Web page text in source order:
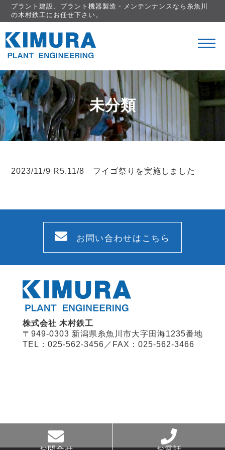
プラント建設、プラント機器製造・メンテンナンスなら糸魚川
の木村鉄工にお任せ下さい。
未分類
2023/11/9 R5.11/8 フイゴ祭りを実施しました
お問い合わせはこちら
株式会社 木村鉄工
〒949-0303 新潟県糸魚川市大字田海1235番地
TEL：025-562-3456／FAX：025-562-3466